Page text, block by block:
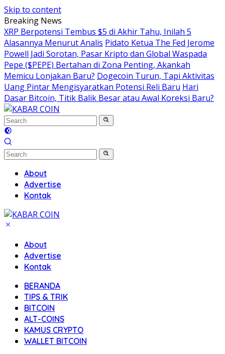
Skip to content
Breaking News
XRP Berpotensi Tembus $5 di Akhir Tahu, Inilah 5
Alasannya Menurut Analis Pidato Ketua The Fed Jerome
Powell Jadi Sorotan, Pasar Kripto dan Global Waspada
Pepe ($PEPE) Bertahan di Zona Penting, Akankah
Memicu Lonjakan Baru? Dogecoin Turun, Tapi Aktivitas
Uang Pintar Mengisyaratkan Potensi Reli Baru Hari
Dasar Bitcoin, Titik Balik Besar atau Awal Koreksi Baru?
About
Advertise
Kontak
About
Advertise
Kontak
BERANDA
TIPS & TRIK
BITCOIN
ALT-COINS
KAMUS CRYPTO
WALLET BITCOIN